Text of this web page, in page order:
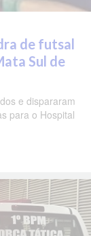
de futsal
Sul de
e dispararam
para o Hospital